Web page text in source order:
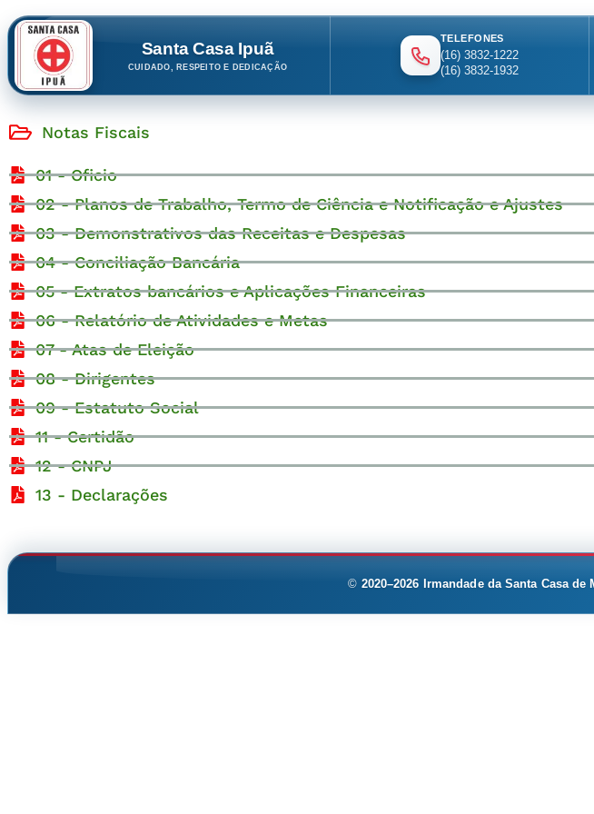
Santa Casa Ipuã
CUIDADO, RESPEITO E DEDICAÇÃO
TELEFONES
(16) 3832-1222
(16) 3832-1932
Notas Fiscais
01 - Oficio
02 - Planos de Trabalho, Termo de Ciência e Notificação e Ajustes
03 - Demonstrativos das Receitas e Despesas
04 - Conciliação Bancária
05 - Extratos bancários e Aplicações Financeiras
06 - Relatório de Atividades e Metas
07 - Atas de Eleição
08 - Dirigentes
09 - Estatuto Social
11 - Certidão
12 - CNPJ
13 - Declarações
© 2020–2026 Irmandade da Santa Casa de